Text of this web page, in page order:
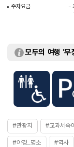
주차요금
-
모두의 여행 '무
#관광지 #교과서속
#야경_명소 #역사